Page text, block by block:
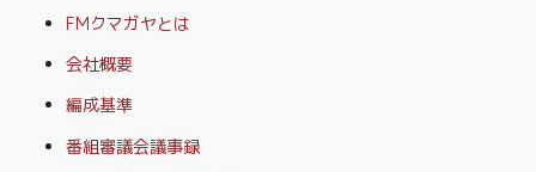
FMクマガヤとは
会社概要
編成基準
番組審議会議事録